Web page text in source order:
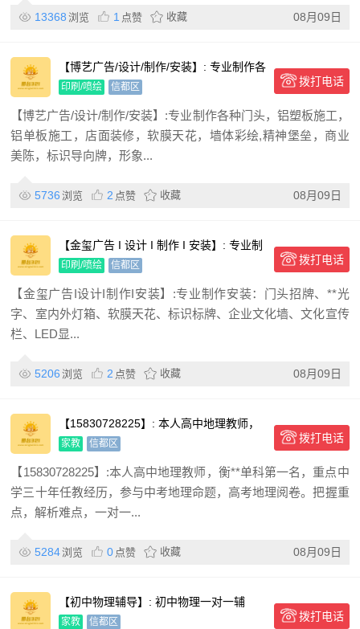
13368 浏览 1 点赞 收藏 08月09日
【博艺广告/设计/制作/安装】: 专业制作各
种门头，铝塑板施
印刷/喷绘 信都区 拨打电话
【博艺广告/设计/制作/安装】:专业制作各种门头，铝塑板施工，
铝单板施工，店面装修，软膜天花，墙体彩绘,精神堡垒，商业
美陈，标识导向牌，形象...
5736 浏览 2 点赞 收藏 08月09日
【金玺广告 I 设计 I 制作 I 安装】: 专业制
作安装：
印刷/喷绘 信都区 拨打电话
【金玺广告I设计I制作I安装】:专业制作安装：门头招牌、**光
字、室内外灯箱、软膜天花、标识标牌、企业文化墙、文化宣传
栏、LED显...
5206 浏览 2 点赞 收藏 08月09日
【15830728225】: 本人高中地理教师，
衡**单科第
家教 信都区 拨打电话
【15830728225】:本人高中地理教师，衡**单科第一名，重点中
学三十年任教经历，参与中考地理命题，高考地理阅卷。把握重
点，解析难点，一对一...
5284浏览 0 点赞 收藏 08月09日
【初中物理辅导】: 初中物理一对一辅
导】: 本人男重点中学高
家教 信都区 拨打电话